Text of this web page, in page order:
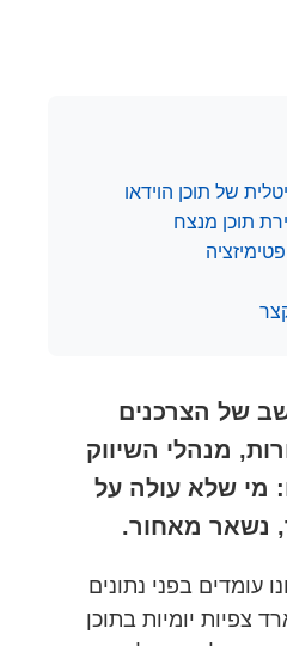
של תוכן הוידאו
תוכן מנצח
של הצרכנים
מנהלי השיווק
מי שלא עולה על
נשאר מאחור.
כשאנחנו עומדים בפני נתונים
8.5 מיליארד צפיות יומיות בתוכן